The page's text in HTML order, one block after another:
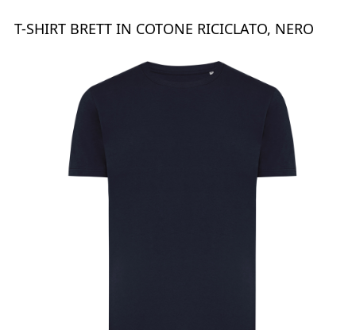
T-SHIRT BRETT IN COTONE RICICLATO, NERO